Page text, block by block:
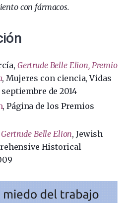
con fármacos.
Gertrude Belle Elion, Premio
, Mujeres con ciencia, Vidas
de 2014
, Página de los Premios
Gertrude Belle Elion, Jewish
Historical